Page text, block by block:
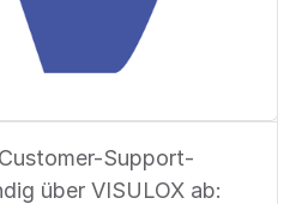
Support-
über VISULOX ab: